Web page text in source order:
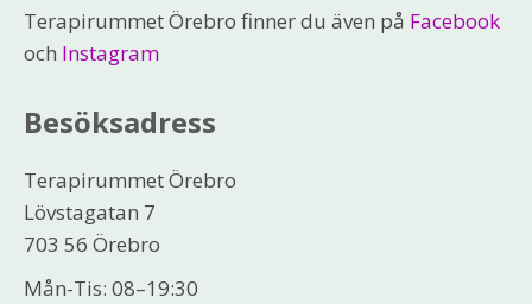
Terapirummet Örebro finner du även på Facebook
och Instagram
Besöksadress
Terapirummet Örebro
Lövstagatan 7
703 56 Örebro
Mån-Tis: 08–19:30